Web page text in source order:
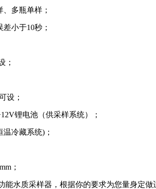
多瓶单样；
小于10秒；
；
设；
锂电池（供采样系统）；
冷藏系统)；
；
能水质采样器，根据你的要求为您量身定